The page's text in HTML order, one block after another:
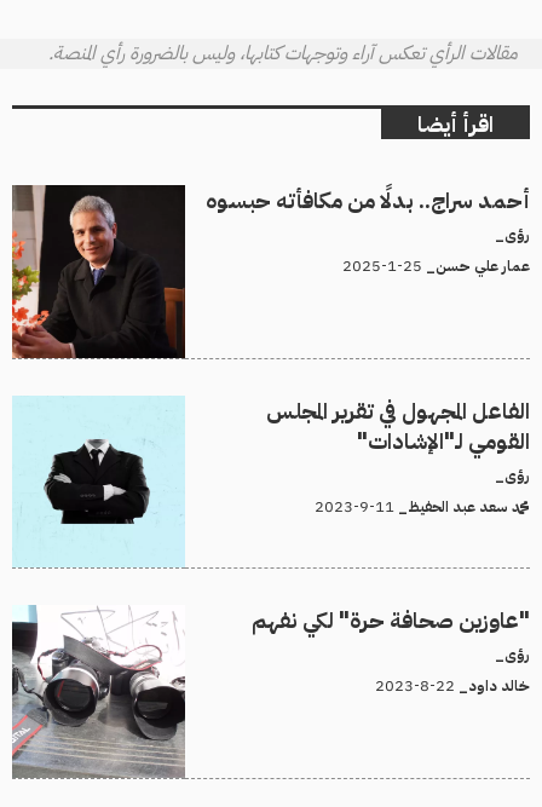
مقالات الرأي تعكس آراء وتوجهات كتابها، وليس بالضرورة رأي المنصة.
اقرأ أيضا
أحمد سراج.. بدلًا من مكافأته حبسوه
رؤى_
عمار علي حسن_
الفاعل المجهول في تقرير المجلس
القومي لـ"الإشادات"
رؤى_
محمد سعد عبد الحفيظ_
"عاوزين صحافة حرة" لكي نفهم
رؤى_
خالد داود_